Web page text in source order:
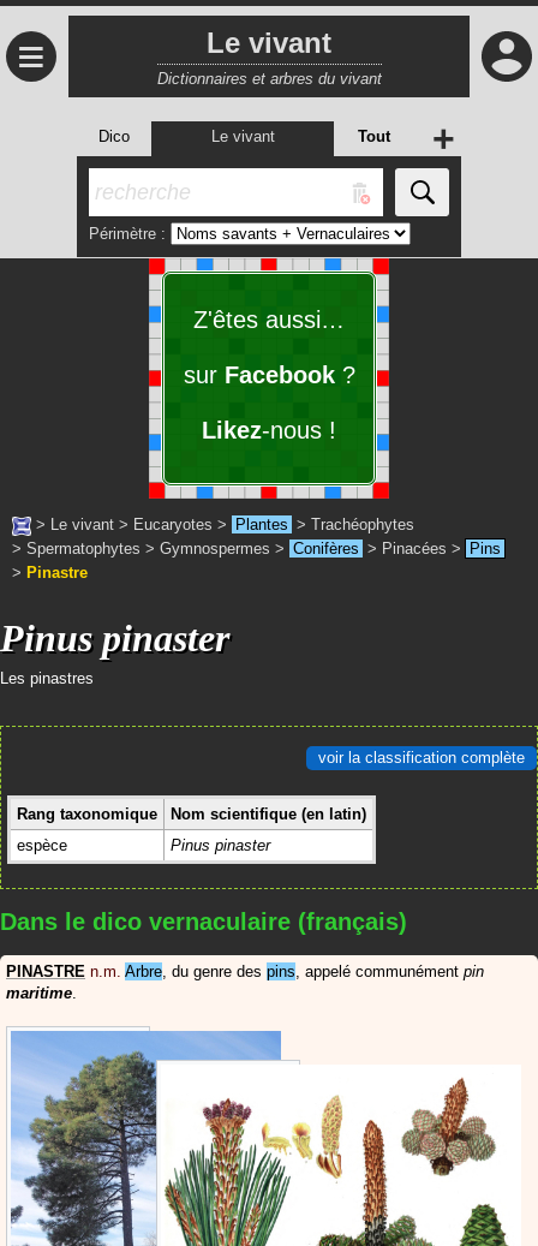
≡ Le vivant
Dictionnaires et arbres du vivant
Dico Le vivant Tout
Périmètre :
+
Z'êtes aussi…
sur Facebook?
Likez-nous !
> Le vivant > Eucaryotes > Plantes > Trachéophytes
> Spermatophytes > Gymnospermes > Conifères > Pinacées >
Pins
> Pinastre
Pinus pinaster
Les pinastres
voir la classification complète
Rang taxonomique
Nom scientifique (en latin)
espèce
Pinus pinaster
Dans le dico vernaculaire (français)
PINASTRE n.m. Arbre, du genre des pins, appelé communément pin
maritime.